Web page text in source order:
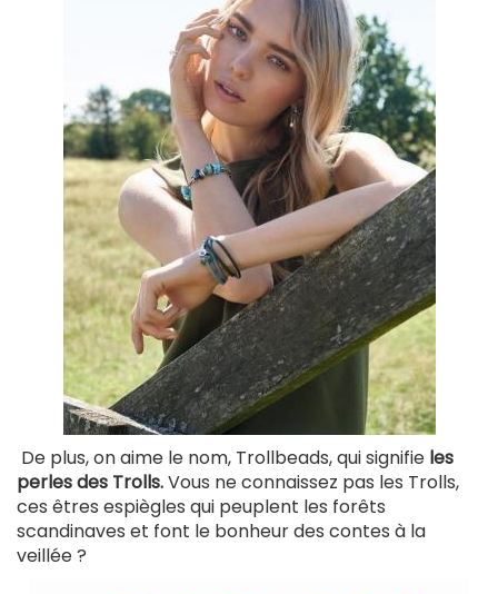
De plus, on aime le nom, Trollbeads, qui signifie les
perles des Trolls.Vous ne connaissez pas les Trolls,
ces êtres espiègles qui peuplent les forêts
scandinaves et font le bonheur des contes à la
veillée ?